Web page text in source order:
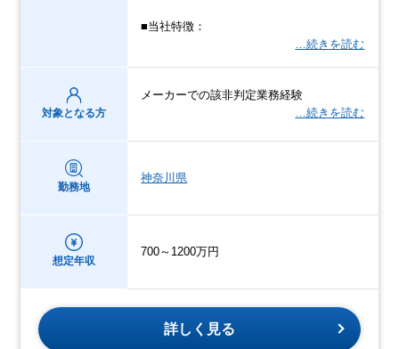
■当社特徴：
…続きを読む
対象となる方
メーカーでの該非判定業務経験
…続きを読む
勤務地
神奈川県
想定年収
700～1200万円
詳しく見る